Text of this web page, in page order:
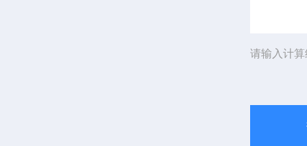
请输入计